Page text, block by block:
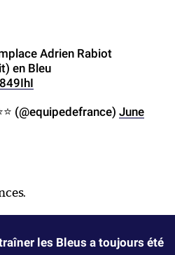
Adrien Rabiot
en Bleu
(@equipedefrance) June
les Bleus a toujours été